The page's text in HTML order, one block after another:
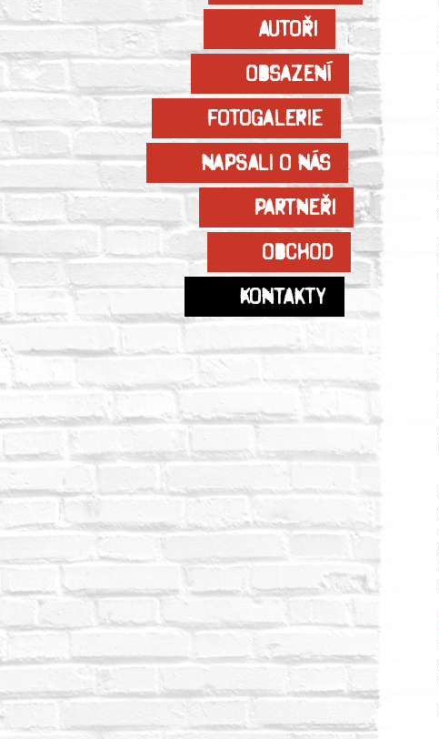
Autoři
Obsazení
Fotogalerie
Napsali o nás
Partneři
Obchod
Kontakty